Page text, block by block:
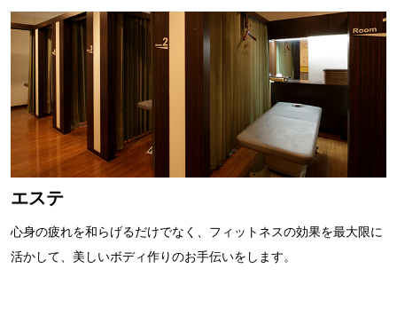
エステ
心身の疲れを和らげるだけでなく、フィットネスの効果を最大限に
活かして、美しいボディ作りのお手伝いをします。